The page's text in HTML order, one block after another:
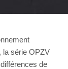
la série OPZV
de